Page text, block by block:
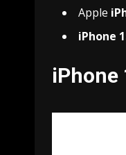
Apple
iPhone
iPhone